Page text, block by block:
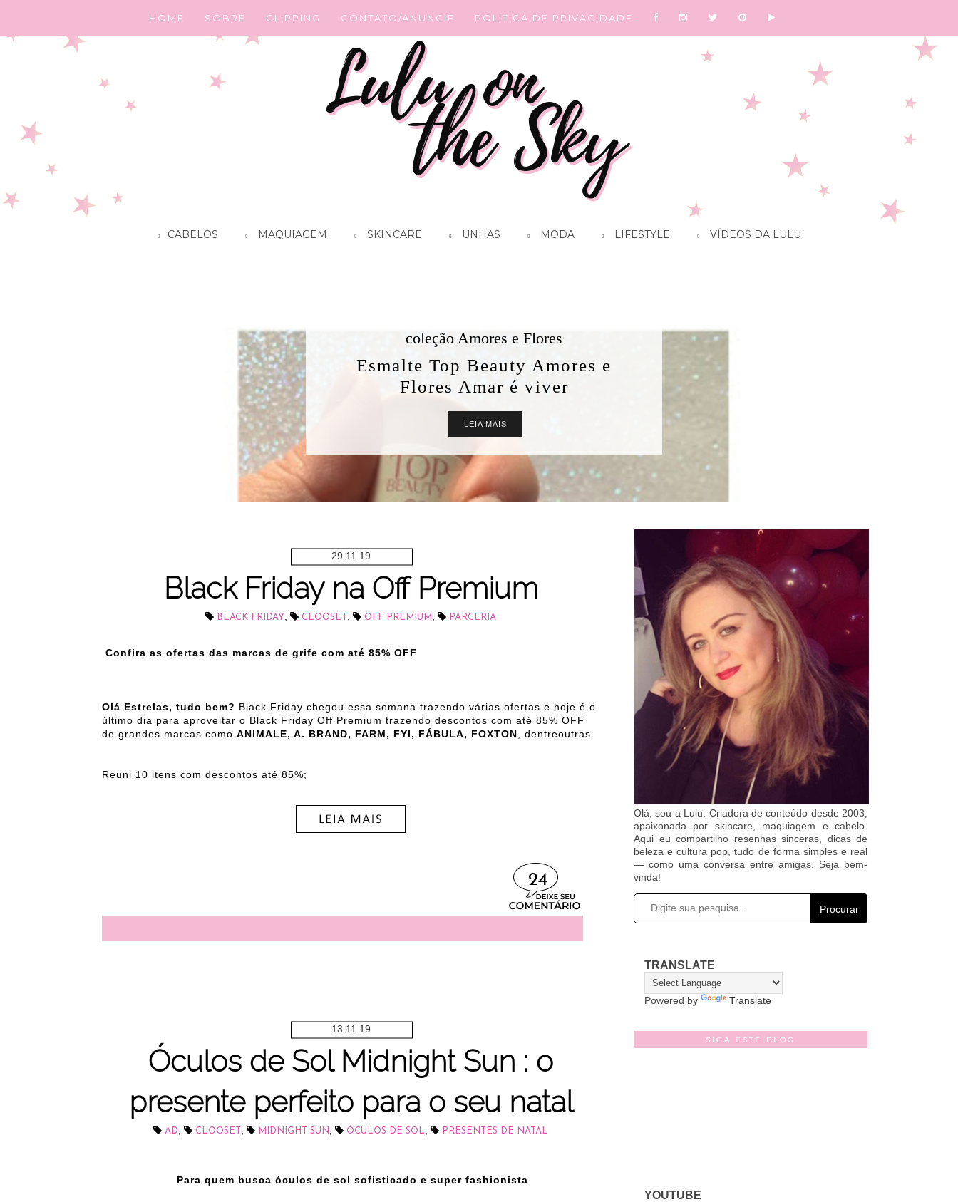
HOME SOBRE CLIPPING CONTATO/ANUNCIE POLÍTICA DE PRIVACIDADE
CABELOS MAQUIAGEM SKINCARE UNHAS MODA LIFESTYLE VÍDEOS DA LULU
coleção Amores e Flores
Esmalte Top Beauty Amores e
Flores Amar é viver
LEIA MAIS
29.11.19
Black Friday na Off Premium
BLACK FRIDAY CLOOSET OFF PREMIUM PARCERIA
Confira as ofertas das marcas de grife com até 85% OFF
Olá Estrelas, tudo bem? Black Friday chegou essa semana trazendo várias ofertas e hoje é o
último dia para aproveitar o Black Friday Off Premium trazendo descontos com até 85% OFF
de grandes marcas como ANIMALE, A. BRAND, FARM, FYI, FÁBULA, FOXTON , dentreoutras.
Reuni 10 itens com descontos até 85%;
24
13.11.19
Óculos de Sol Midnight Sun : o
presente perfeito para o seu natal
AD CLOOSET MIDNIGHT SUN ÓCULOS DE SOL PRESENTES DE NATAL
Para quem busca óculos de sol sofisticado e super fashionista
Olá, sou a Lulu. Criadora de conteúdo desde 2003,
apaixonada por skincare, maquiagem e cabelo.
Aqui eu compartilho resenhas sinceras, dicas de
beleza e cultura pop, tudo de forma simples e real
— como uma conversa entre amigas. Seja bem-
vinda!
Procurar
TRANSLATE
Powered by Translate
SIGA ESTE BLOG
YOUTUBE